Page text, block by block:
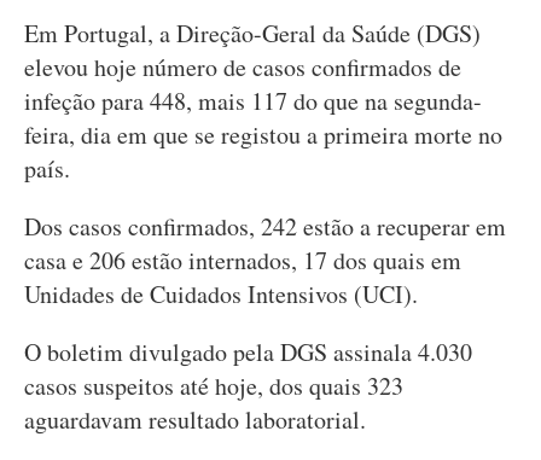
Em Portugal, a Direção-Geral da Saúde (DGS)
elevou hoje número de casos confirmados de
infeção para 448, mais 117 do que na segunda-
feira, dia em que se registou a primeira morte no
país.
Dos casos confirmados, 242 estão a recuperar em
casa e 206 estão internados, 17 dos quais em
Unidades de Cuidados Intensivos (UCI).
O boletim divulgado pela DGS assinala 4.030
casos suspeitos até hoje, dos quais 323
aguardavam resultado laboratorial.